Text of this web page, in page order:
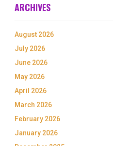
ARCHIVES
August 2026
July 2026
June 2026
May 2026
April 2026
March 2026
February 2026
January 2026